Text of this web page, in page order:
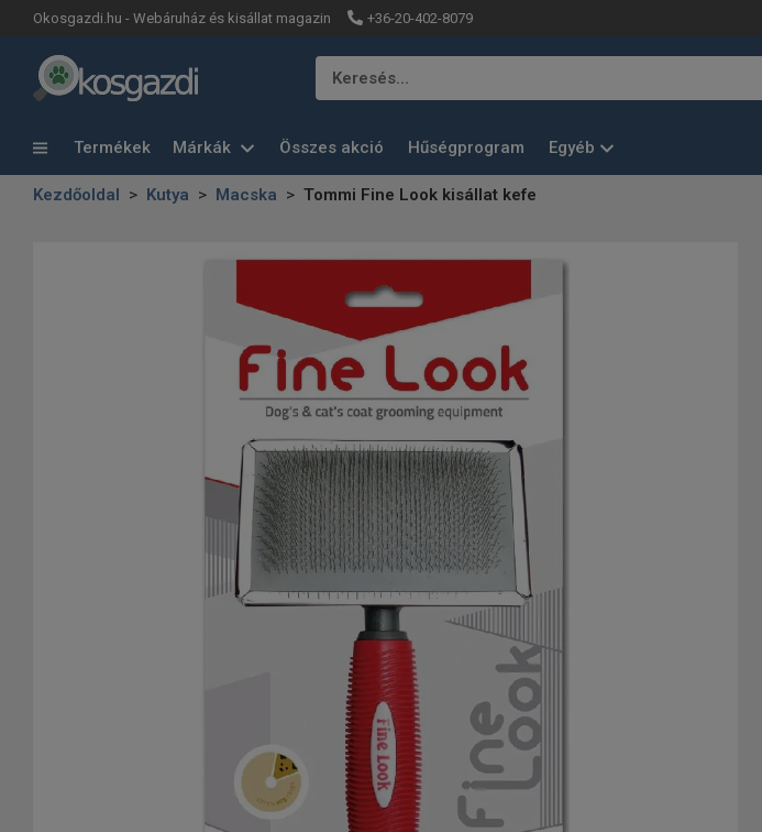
Okosgazdi.hu - Webáruház és kisállat magazin +36-20-402-8079
Keresés…
Termékek Márkák Összes akció Hűségprogram Egyéb
Kezdőoldal Kutya Macska Tommi Fine Look kisállat kefe